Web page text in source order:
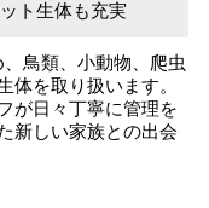
ト生体も充実
鳥類、小動物、爬虫
体を取り扱います。
が日々丁寧に管理を
新しい家族との出会